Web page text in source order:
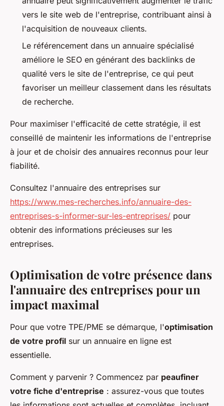
vers le site web de l'entreprise, contribuant ainsi à
l'acquisition de nouveaux clients.
Le référencement dans un annuaire spécialisé
améliore le SEO en générant des backlinks de
qualité vers le site de l'entreprise, ce qui peut
favoriser un meilleur classement dans les résultats
de recherche.
Pour maximiser l'efficacité de cette stratégie, il est
conseillé de maintenir les informations de l'entreprise
à jour et de choisir des annuaires reconnus pour leur
fiabilité.
Consultez l'annuaire des entreprises sur
https://www.mes-recherches.info/annuaire-des-
entreprises-s-informer-sur-les-entreprises/ pour
obtenir des informations précieuses sur les
entreprises.
Optimisation de votre présence dans
l'annuaire des entreprises pour un
impact maximal
Pour que votre TPE/PME se démarque, l'optimisation
de votre profil sur un annuaire en ligne est
essentielle.
Comment y parvenir ? Commencez par peaufiner
votre fiche d'entreprise : assurez-vous que toutes